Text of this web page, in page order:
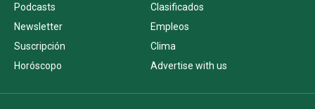
Podcasts
Clasificados
Newsletter
Empleos
Suscripción
Clima
Horóscopo
Advertise with us